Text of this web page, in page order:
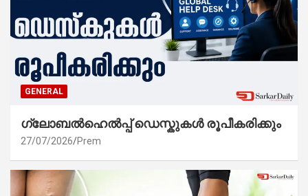
GENERAL
ഗ്ലോബൽഹെൽപ്പ് ഡെസ്കുകൾ രൂപീകരിക്കും
27/07/2026 Prem